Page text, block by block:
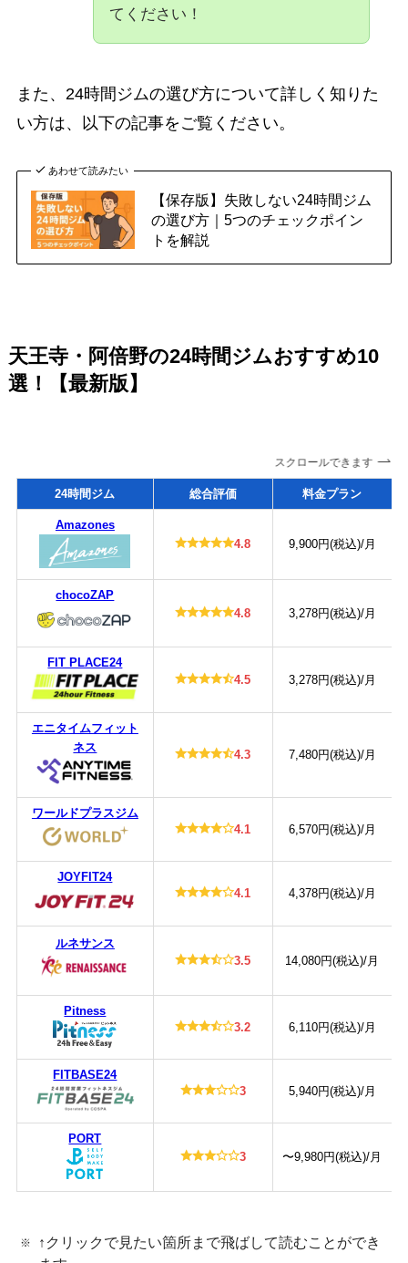
てください！
また、24時間ジムの選び方について詳しく知りた
い方は、以下の記事をご覧ください。
あわせて読みたい
【保存版】失敗しない24時間ジム
の選び方｜5つのチェックポイン
トを解説
天王寺・阿倍野の24時間ジムおすすめ10
選！【最新版】
スクロールできます
24時間ジム 総合評価 料金プラン
Amazones
4.8
9,900円(税込)/月
chocoZAP
4.8
3,278円(税込)/月
FIT PLACE24
4.5
3,278円(税込)/月
エニタイムフィット
ネス
4.3 7,480円(税込)/月
ワールドプラスジム
4.1
6,570円(税込)/月
JOYFIT24
4.1
4,378円(税込)/月
ルネサンス
3.5
14,080円(税込)/月
Pitness
3.2
6,110円(税込)/月
FITBASE24
3
5,940円(税込)/月
PORT
3
〜9,980円(税込)/月
↑クリックで見たい箇所まで飛ばして読むことができ